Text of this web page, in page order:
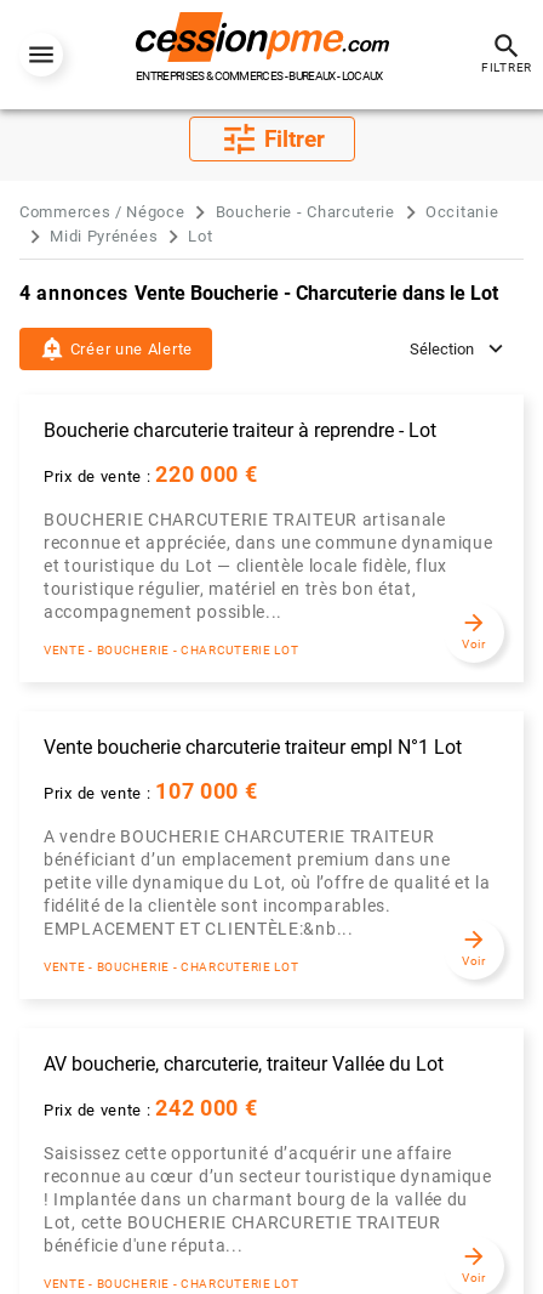
ENTREPRISES & COMMERCES - BUREAUX - LOCAUX
search
FILTRER
tune Filtrer
Commerces / Négoce Boucherie - Charcuterie
Occitanie
Midi Pyrénées
Lot
4 annonces Vente Boucherie - Charcuterie dans le Lot
add_alert Créer une Alerte Sélection
Boucherie charcuterie traiteur à reprendre - Lot
Prix de vente :220 000 €
BOUCHERIE CHARCUTERIE TRAITEUR artisanale
reconnue et appréciée, dans une commune dynamique
et touristique du Lot — clientèle locale fidèle, flux
touristique régulier, matériel en très bon état,
accompagnement possible...
VENTE - BOUCHERIE - CHARCUTERIE LOT
arrow_forward
Voir
Vente boucherie charcuterie traiteur empl N°1 Lot
Prix de vente : 107 000 €
A vendre BOUCHERIE CHARCUTERIE TRAITEUR
bénéficiant d’un emplacement premium dans une
petite ville dynamique du Lot, où l’offre de qualité et la
fidélité de la clientèle sont incomparables.
EMPLACEMENT ET CLIENTÈLE:&nb...
VENTE - BOUCHERIE - CHARCUTERIE LOT
arrow_forward
Voir
AV boucherie, charcuterie, traiteur Vallée du Lot
Prix de vente :242 000 €
Saisissez cette opportunité d’acquérir une affaire
reconnue au cœur d’un secteur touristique dynamique
! Implantée dans un charmant bourg de la vallée du
Lot, cette BOUCHERIE CHARCURETIE TRAITEUR
bénéficie d'une réputa...
VENTE - BOUCHERIE - CHARCUTERIE LOT
arrow_forward
Voir